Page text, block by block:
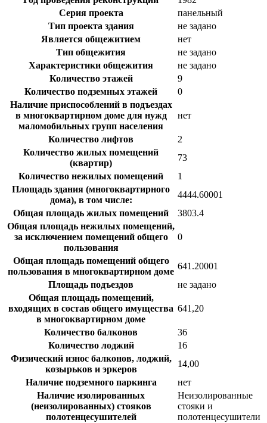
Серия проекта
панельный
Тип проекта здания
не задано
Является общежитием
нет
Тип общежития
не задано
Характеристики общежития
не задано
Количество этажей
9
Количество подземных этажей
0
Наличие приспособлений в подъездах
в многоквартирном доме для нужд
маломобильных групп населения
нет
Количество лифтов
2
Количество жилых помещений
(квартир)
73
Количество нежилых помещений
1
Площадь здания (многоквартирного
дома), в том числе:
4444.60001
Общая площадь жилых помещений
3803.4
Общая площадь нежилых помещений,
за исключением помещений общего
пользования
0
Общая площадь помещений общего
пользования в многоквартирном доме
641.20001
Площадь подъездов
не задано
Общая площадь помещений,
входящих в состав общего имущества
в многоквартирном доме
641,20
Количество балконов
36
Количество лоджий
16
Физический износ балконов, лоджий,
козырьков и эркеров
14,00
Наличие подземного паркинга
нет
Наличие изолированных
(неизолированных) стояков
полотенцесушителей
Неизолированные
стояки и
полотенцесушители